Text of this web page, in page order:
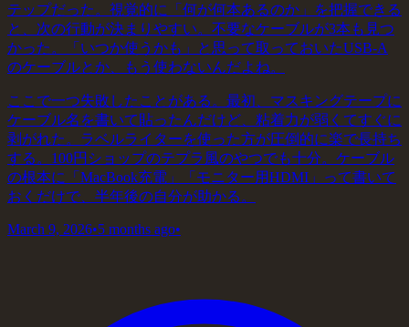
テップだった。視覚的に「何が何本あるのか」を把握できる
と、次の行動が決まりやすい。不要なケーブルが3本も見つ
かった。「いつか使うかも」と思って取っておいたUSB-A
のケーブルとか、もう使わないんだよね。
ここで一つ失敗したことがある。最初、マスキングテープに
ケーブル名を書いて貼ったんだけど、粘着力が弱くてすぐに
剥がれた。ラベルライターを使った方が圧倒的に楽で長持ち
する。100円ショップのテプラ風のやつでも十分。ケーブル
の根本に「MacBook充電」「モニター用HDMI」って書いて
おくだけで、半年後の自分が助かる。
March 9, 2026•5 months ago•